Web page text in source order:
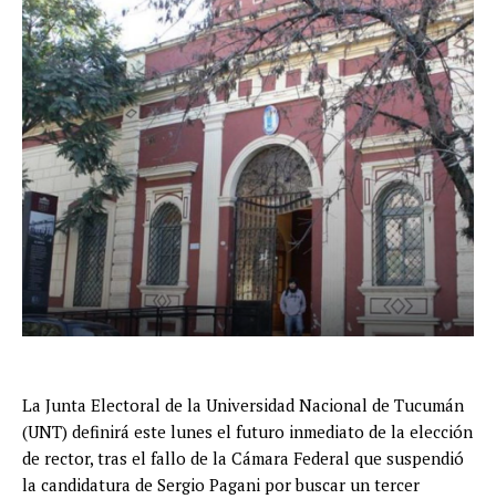
La Junta Electoral de la Universidad Nacional de Tucumán
(UNT) definirá este lunes el futuro inmediato de la elección
de rector, tras el fallo de la Cámara Federal que suspendió
la candidatura de Sergio Pagani por buscar un tercer